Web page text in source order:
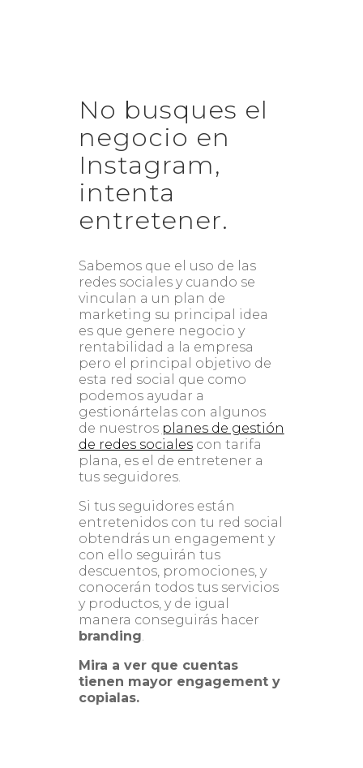
No busques el
negocio en
Instagram,
intenta
entretener.
Sabemos que el uso de las
redes sociales y cuando se
vinculan a un plan de
marketing su principal idea
es que genere negocio y
rentabilidad a la empresa
pero el principal objetivo de
esta red social que como
podemos ayudar a
gestionártelas con algunos
de nuestros planes de gestión
de redes socialescon tarifa
plana, es el de entretener a
tus seguidores.
Si tus seguidores están
entretenidos con tu red social
obtendrás un engagement y
con ello seguirán tus
descuentos, promociones, y
conocerán todos tus servicios
y productos, y de igual
manera conseguirás hacer
branding
Mira a ver que cuentas
tienen mayor engagement y
copialas.